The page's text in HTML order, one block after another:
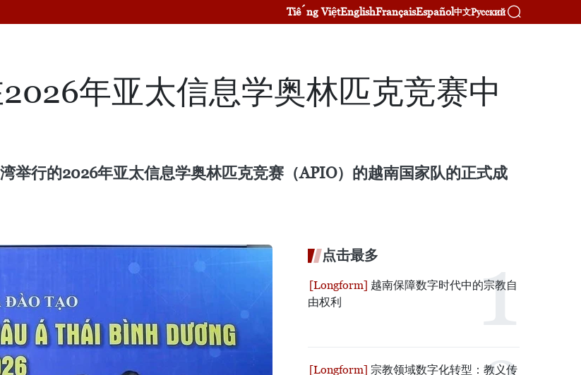
Tiếng ViệtEnglishFrançaisEspañol中文Русский
年亚太信息学奥林匹克竞赛中
举行的2026年亚太信息学奥林匹克竞赛（APIO）的越南国家队的正式成
点击最多
越南保障数字时代中的宗教自
由权利
宗教领域数字化转型：教义传